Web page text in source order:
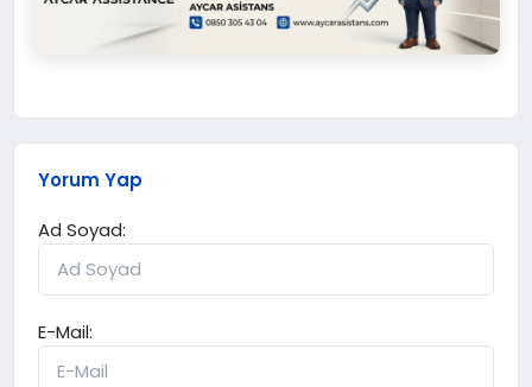
Yorum Yap
Ad Soyad:
E-Mail: